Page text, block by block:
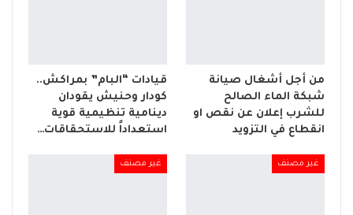
من أجل أشغال صيانة
شبكة الماء الصالح
للشرب إعلان عن نقص او
انقطاع في التزويد
قيادات “البام” بمراكش..
كودار وحنيش يقودان
دينامية تنظيمية قوية
استعداداً للاستحقاقات…
غير مصنف غير مصنف